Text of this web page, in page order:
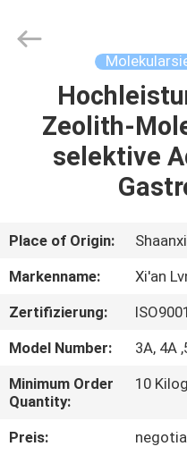
HAUSE
PRODUKTE
VIDEOS
SHOW
ÜBER
UNS
Technology
Co.,Ltd..
Zeolith-
selektive
Place of Origin:
Markenname:
Xi'an
Zertifizierung:
Model Number:
3A, 4A
Minimum Order
Quantity:
10
Preis: